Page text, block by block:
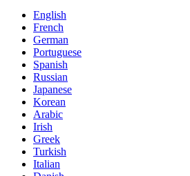
English
French
German
Portuguese
Spanish
Russian
Japanese
Korean
Arabic
Irish
Greek
Turkish
Italian